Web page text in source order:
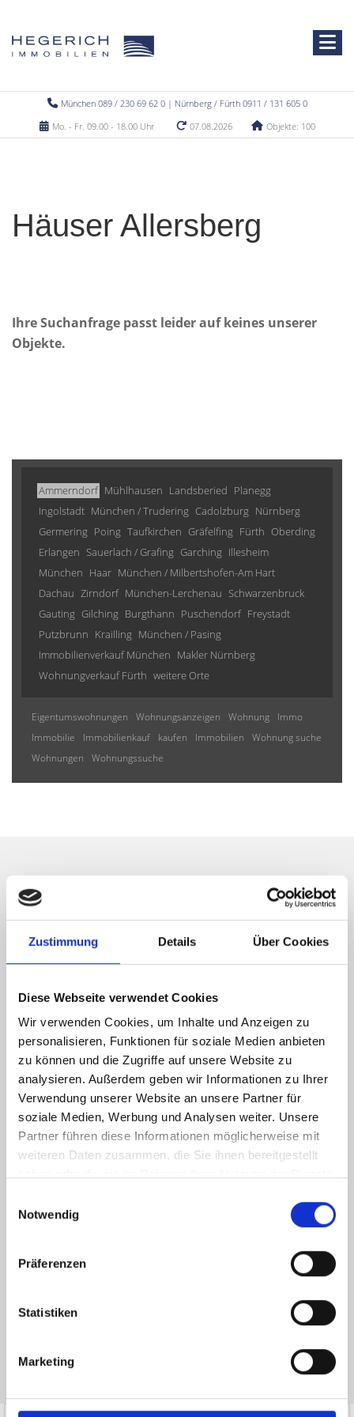
Zustimmung Details Über Cookies
Diese Webseite verwendet Cookies
Wir verwenden Cookies, um Inhalte und Anzeigen zu
personalisieren, Funktionen für soziale Medien anbieten
zu können und die Zugriffe auf unsere Website zu
analysieren. Außerdem geben wir Informationen zu Ihrer
Verwendung unserer Website an unsere Partner für
soziale Medien, Werbung und Analysen weiter. Unsere
Partner führen diese Informationen möglicherweise mit
weiteren Daten zusammen, die Sie ihnen bereitgestellt
Notwendig
Präferenzen
Statistiken
Marketing
München 089 / 230 69 62 0 | Nürnberg / Fürth 0911 / 131 605 0
Mo. - Fr. 09.00 - 18.00 Uhr
07.08.2026 Objekte: 100
Häuser Allersberg
Ihre Suchanfrage passt leider auf keines unserer
Objekte.
Ammerndorf Mühlhausen Landsberied Planegg
Ingolstadt München / Trudering Cadolzburg Nürnberg
Germering Poing Taufkirchen Gräfelfing Fürth Oberding
Erlangen Sauerlach / Grafing Garching Illesheim
München Haar München / Milbertshofen-Am Hart
Dachau Zirndorf München-Lerchenau Schwarzenbruck
Gauting Gilching Burgthann Puschendorf Freystadt
Putzbrunn Krailling München / Pasing
Immobilienverkauf München Makler Nürnberg
Wohnungverkauf Fürth weitere Orte
Eigentumswohnungen Wohnungsanzeigen Wohnung
Immo
Immobilie
Immobilienkauf kaufen Immobilien
Wohnung suche
Wohnungen
Wohnungssuche
Wir informieren Sie
automatisch über passende
neue Angebote
Ich habe die
zur Kenntnis genommen. Ich stimme
zu, dass meine Angaben und Daten zur Beantwortung meiner Anfrage
Hinweis: Sie können Ihre Einwilligung jederzeit für die Zukunft per E-Mail
* Pflichtfelder